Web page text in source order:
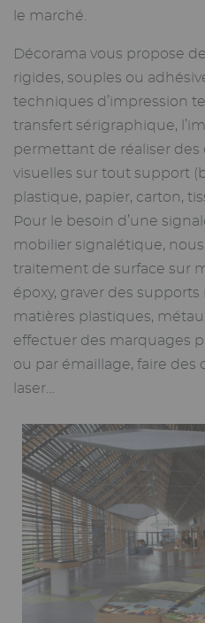
le marché.
Décorama vous propose
rigides, souples ou
techniques d’impression
transfert sérigraphique,
permettant de réaliser
visuelles sur tout support
plastique, papier, carton,
Pour le besoin d’une
mobilier signalétique,
traitement de surface sur
époxy, graver des supports
matières plastiques,
effectuer des marquages
ou par émaillage, faire des
laser…